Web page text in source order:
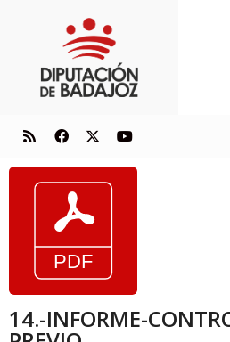
14.-INFORME-